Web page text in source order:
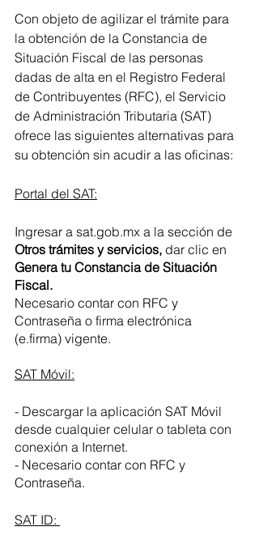
Con objeto de agilizar el trámite para
la obtención de la Constancia de
Situación Fiscal de las personas
dadas de alta en el Registro Federal
de Contribuyentes (RFC), el Servicio
de Administración Tributaria (SAT)
ofrece las siguientes alternativas para
su obtención sin acudir a las oficinas:
Portal del SAT:
Ingresar a sat.gob.mx a la sección de
Otros trámites y servicios, dar clic en
Genera tu Constancia de Situación
Fiscal.
Necesario contar con RFC y
Contraseña o firma electrónica
(e.firma) vigente.
SAT Móvil:
- Descargar la aplicación SAT Móvil
desde cualquier celular o tableta con
conexión a Internet.
- Necesario contar con RFC y
Contraseña.
SAT ID: